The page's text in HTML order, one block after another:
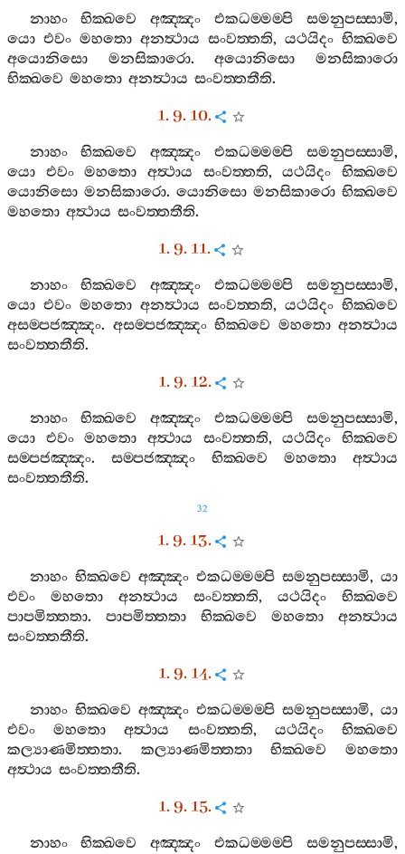
නාහං භික‍්ඛවෙ අඤ‍්ඤං එකධම‍්මම‍්පි සමනුපස‍්සාමි,
යො එවං මහතො අනත්‍ථාය සංවත‍්තති, යථයිදං භික‍්ඛවෙ
අයොනිසො
මනසිකාරො.අයොනිසො
මනසිකාරො
භික‍්ඛවෙ මහතො අනත්‍ථාය සංවත‍්තතීති.
1. 9. 10.
නාහං භික‍්ඛවෙ අඤ‍්ඤං එකධම‍්මම‍්පි සමනුපස‍්සාමි,
යො
එවං මහතො අත්‍ථාය සංවත‍්තති,යථයිදං
භික‍්ඛවෙ
යොනිසො මනසිකාරො. යොනිසො මනසිකාරො භික‍්ඛවෙ
මහතො අත්‍ථාය සංවත‍්තතීති.
1. 9. 11.
නාහං භික‍්ඛවෙ අඤ‍්ඤං එකධම‍්මම‍්පි සමනුපස‍්සාමි,
යො එවං මහතො අනත්‍ථාය සංවත‍්තති, යථයිදං භික‍්ඛවෙ
අසම‍්පජඤ‍්ඤං. අසම‍්පජඤ‍්ඤං භික‍්ඛවෙ මහතො අනත්‍ථාය
සංවත‍්තතීති.
1. 9. 12.
නාහං භික‍්ඛවෙ අඤ‍්ඤං එකධම‍්මම‍්පි සමනුපස‍්සාමි,
යො
එවං මහතො අත්‍ථාය සංවත‍්තති,යථයිදං
භික‍්ඛවෙ
සම‍්පජඤ‍්ඤං. සම‍්පජඤ‍්ඤං භික‍්ඛවෙ මහතො
අත්‍ථාය
සංවත‍්තතීති.
32
1. 9. 13.
නාහං භික‍්ඛවෙ අඤ‍්ඤං එකධම‍්මම‍්පි සමනුපස‍්සාමි,යා
එවං
මහතො අනත්‍ථාය සංවත‍්තති, යථයිදං
භික‍්ඛවෙ
පාපමිත‍්තතා. පාපමිත‍්තතා භික‍්ඛවෙ මහතො
අනත්‍ථාය
සංවත‍්තතීති.
1. 9. 14.
නාහං භික‍්ඛවෙ අඤ‍්ඤං එකධම‍්මම‍්පි සමනුපස‍්සාමි,යා
එවං
මහතො අත්‍ථාය සංවත‍්තති, යථයිදං
භික‍්ඛවෙ
කල්‍යාණමිත‍්තතා. කල්‍යාණමිත‍්තතා භික‍්ඛවෙ
මහතො
අත්‍ථාය සංවත‍්තතීති.
1. 9. 15.
නාහං භික‍්ඛවෙ අඤ‍්ඤං එකධම‍්මම‍්පි සමනුපස‍්සාමි,